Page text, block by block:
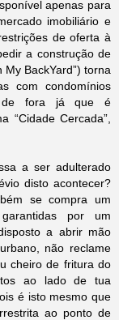
apenas para
imobiliário e
de oferta à
a construção de
My BackYard”) torna
com condomínios
de fora já que é
“Cidade Cercada”,
a ser adulterado
disto acontecer?
se compra um
por um
a abrir mão
não reclame
cheiro de fritura do
ao lado de tua
é isto mesmo que
ao ponto de